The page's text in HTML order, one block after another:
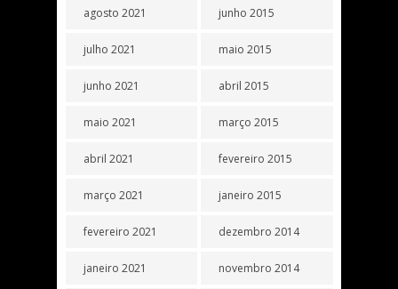
agosto 2021
julho 2021
junho 2021
maio 2021
abril 2021
março 2021
fevereiro 2021
janeiro 2021
junho 2015
maio 2015
abril 2015
março 2015
fevereiro 2015
janeiro 2015
dezembro 2014
novembro 2014